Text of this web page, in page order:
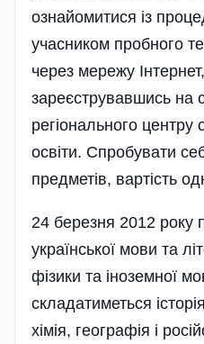
ознайомитися із
учасником пробного
через мережу
зареєструвавшись на
регіонального центру
освіти. Спробувати
предметів, вартість
24 березня 2012 року
української мови та
фізики та іноземної
складатиметься
хімія, географія і